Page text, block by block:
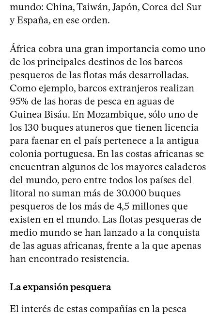
mundo: China, Taiwán, Japón, Corea del Sur
y España, en ese orden.
África cobra una gran importancia como uno
de los principales destinos de los barcos
pesqueros de las flotas más desarrolladas.
Como ejemplo, barcos extranjeros realizan
95% de las horas de pesca en aguas de
Guinea Bisáu. En Mozambique, sólo uno de
los 130 buques atuneros que tienen licencia
para faenar en el país pertenece a la antigua
colonia portuguesa. En las costas africanas se
encuentran algunos de los mayores caladeros
del mundo, pero entre todos los países del
litoral no suman más de 30.000 buques
pesqueros de los más de 4,5 millones que
existen en el mundo. Las flotas pesqueras de
medio mundo se han lanzado a la conquista
de las aguas africanas, frente a la que apenas
han encontrado resistencia.
La expansión pesquera
El interés de estas compañías en la pesca